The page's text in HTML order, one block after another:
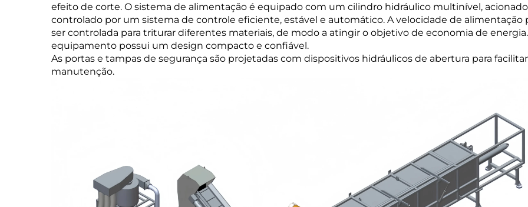
efeito de corte. O sistema de alimentação é equipado com um cilindro hidráulico multinível,
controlado por um sistema de controle eficiente, estável e automático. A velocidade de alimentação
ser controlada para triturar diferentes materiais, de modo a atingir o objetivo de economia de
equipamento possui um design compacto e confiável.
As portas e tampas de segurança são projetadas com dispositivos hidráulicos de abertura para
manutenção.